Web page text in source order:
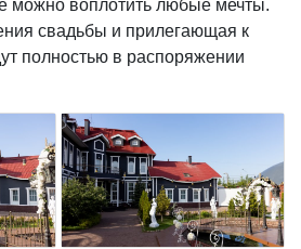
можно воплотить любые мечты.
свадьбы и прилегающая к
полностью в распоряжении